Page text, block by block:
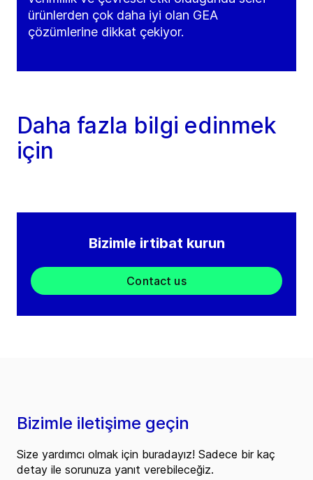
ürünlerden çok daha iyi olan GEA
çözümlerine dikkat çekiyor.
Daha fazla bilgi edinmek
için
Bizimle irtibat kurun
Contact us
Bizimle iletişime geçin
Size yardımcı olmak için buradayız! Sadece bir kaç
detay ile sorunuza yanıt verebileceğiz.